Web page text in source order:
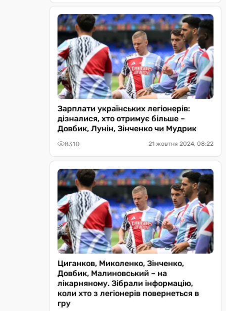
Зарплати українських легіонерів:
дізналися, хто отримує більше –
Довбик, Лунін, Зінченко чи Мудрик
8310 21 жовтня 2024, 08:22
Циганков, Миколенко, Зінченко,
Довбик, Малиновський – на
лікарняному. Зібрали інформацію,
коли хто з легіонерів повернеться в
гру